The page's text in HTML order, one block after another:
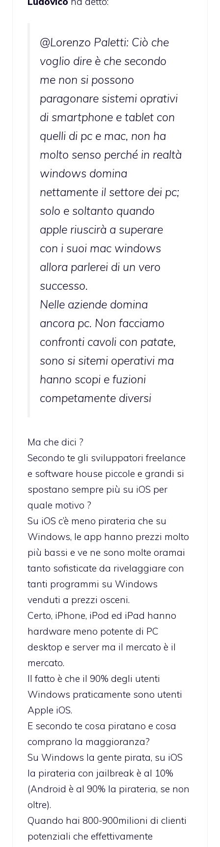
@Lorenzo Paletti: Ciò che
voglio dire è che secondo
me non si possono
paragonare sistemi oprativi
di smartphone e tablet con
quelli di pc e mac, non ha
molto senso perché in realtà
windows domina
nettamente il settore dei pc;
solo e soltanto quando
apple riuscirà a superare
con i suoi mac windows
allora parlerei di un vero
successo.
Nelle aziende domina
ancora pc. Non facciamo
confronti cavoli con patate,
sono si sitemi operativi ma
hanno scopi e fuzioni
competamente diversi
Ma che dici ?
Secondo te gli sviluppatori freelance
e software house piccole e grandi si
spostano sempre più su iOS per
quale motivo ?
Su iOS c’è meno pirateria che su
Windows, le app hanno prezzi molto
più bassi e ve ne sono molte oramai
tanto sofisticate da rivelaggiare con
tanti programmi su Windows
venduti a prezzi osceni.
Certo, iPhone, iPod ed iPad hanno
hardware meno potente di PC
desktop e server ma il mercato è il
mercato.
Il fatto è che il 90% degli utenti
Windows praticamente sono utenti
Apple iOS.
E secondo te cosa piratano e cosa
comprano la maggioranza?
Su Windows la gente pirata, su iOS
la pirateria con jailbreak è al 10%
(Android è al 90% la pirateria, se non
oltre).
Quando hai 800-900milioni di clienti
potenziali che effettivamente